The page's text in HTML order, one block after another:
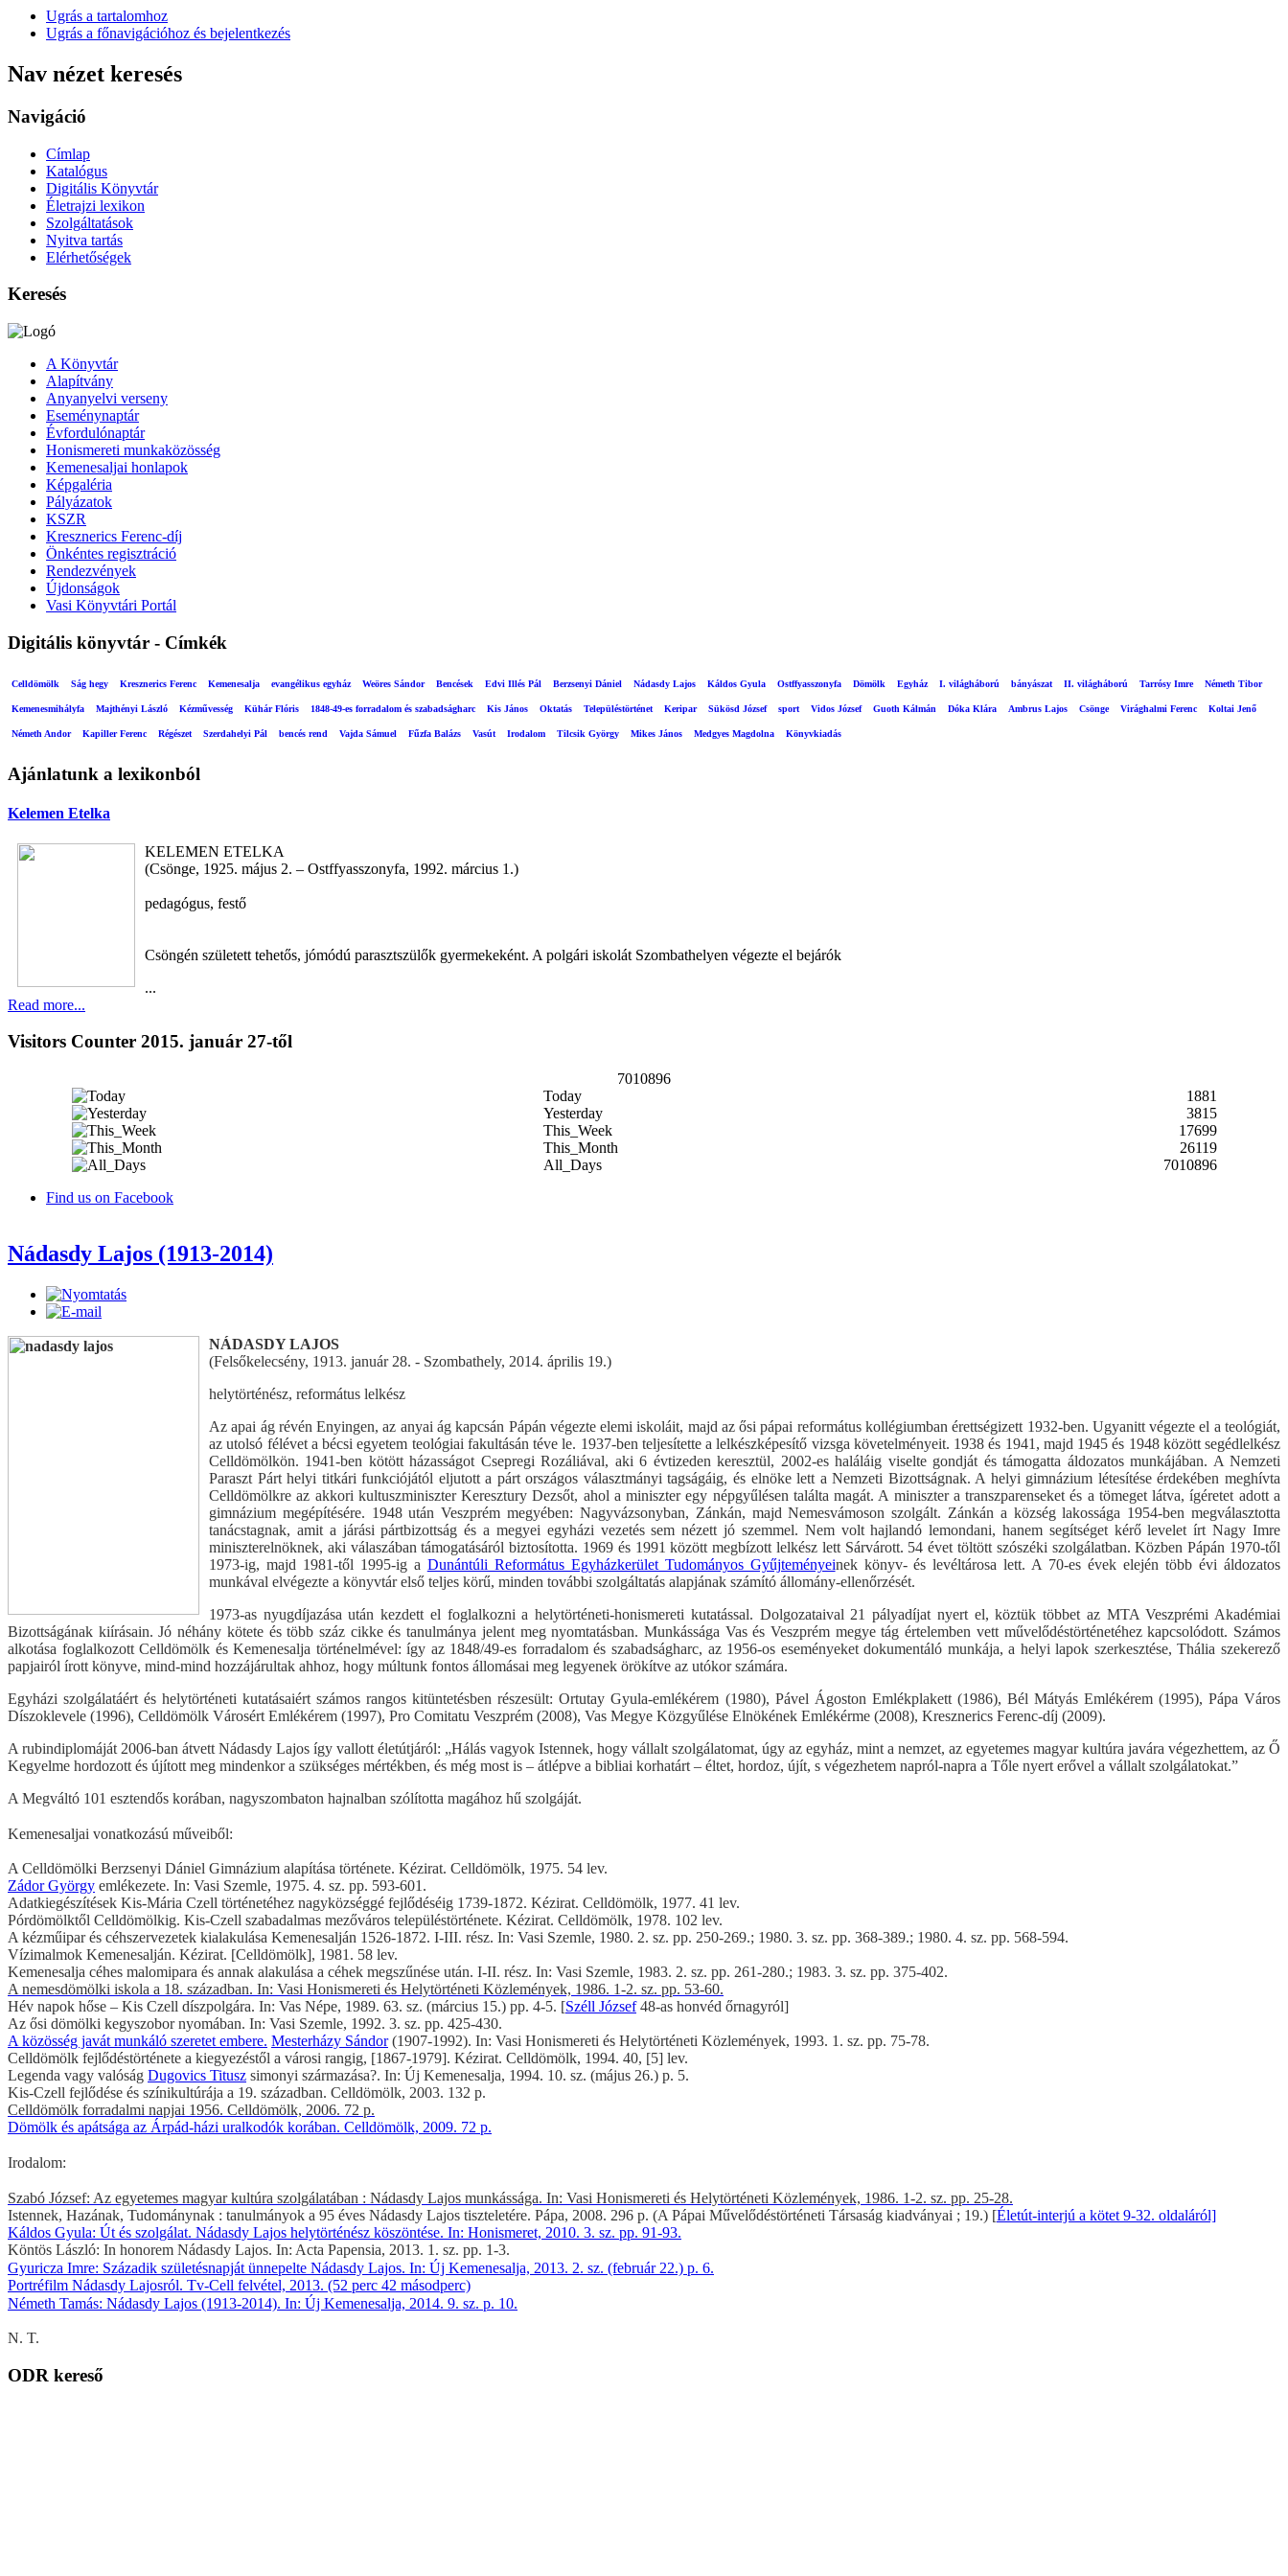
Ugrás a tartalomhoz
Ugrás a főnavigációhoz és bejelentkezés
Nav nézet keresés
Navigáció
Címlap
Katalógus
Digitális Könyvtár
Életrajzi lexikon
Szolgáltatások
Nyitva tartás
Elérhetőségek
Keresés
A Könyvtár
Alapítvány
Anyanyelvi verseny
Eseménynaptár
Évfordulónaptár
Honismereti munkaközösség
Kemenesaljai honlapok
Képgaléria
Pályázatok
KSZR
Kresznerics Ferenc-díj
Önkéntes regisztráció
Rendezvények
Újdonságok
Vasi Könyvtári Portál
Digitális könyvtár - Címkék
Celldömölk Ság hegy Kresznerics Ferenc Kemenesalja evangélikus egyház Weöres Sándor Bencések Edvi Illés Pál Berzsenyi Dániel Nádasdy Lajos Káldos Gyula Ostffyasszonyfa Dömölk Egyház I. világháború bányászat II. világháború Tarrósy Imre Németh Tibor
Kemenesmihályfa Majthényi László Kézművesség Kühár Flóris 1848-49-es forradalom és szabadságharc Kis János Oktatás Településtörténet Keripar Sükösd József sport Vidos József Guoth Kálmán Dóka Klára Ambrus Lajos Csönge Virághalmi Ferenc Koltai Jenő
Németh Andor Kapiller Ferenc Régészet Szerdahelyi Pál bencés rend Vajda Sámuel Fűzfa Balázs Vasút Irodalom Tilcsik György Mikes János Medgyes Magdolna Könyvkiadás
Ajánlatunk a lexikonból
Kelemen Etelka
KELEMEN ETELKA
(Csönge, 1925. május 2. – Ostffyasszonyfa, 1992. március 1.)
pedagógus, festő
Csöngén született tehetős, jómódú parasztszülők gyermekeként. A polgári iskolát Szombathelyen végezte el bejárók
...
Read more...
Visitors Counter 2015. január 27-től
7010896
Today
1881
Yesterday
3815
This_Week
17699
This_Month
26119
All_Days
7010896
Find us on Facebook
Nádasdy Lajos (1913-2014)
NÁDASDY LAJOS
(Felsőkelecsény, 1913. január 28. - Szombathely, 2014. április 19.)
helytörténész, református lelkész
Az apai ág révén Enyingen, az anyai ág kapcsán Pápán végezte elemi iskoláit, majd az ősi pápai református kollégiumban érettségizett 1932-ben. Ugyanitt végezte el a teológiát,
az utolsó félévet a bécsi egyetem teológiai fakultásán téve le. 1937-ben teljesítette a lelkészképesítő vizsga követelményeit. 1938 és 1941, majd 1945 és 1948 között segédlelkész
Celldömölkön. 1941-ben kötött házasságot Csepregi Rozáliával, aki 6 évtizeden keresztül, 2002-es haláláig viselte gondját és támogatta áldozatos munkájában. A Nemzeti
Paraszt Párt helyi titkári funkciójától eljutott a párt országos választmányi tagságáig, és elnöke lett a Nemzeti Bizottságnak. A helyi gimnázium létesítése érdekében meghívta
Celldömölkre az akkori kultuszminiszter Keresztury Dezsőt, ahol a miniszter egy népgyűlésen találta magát. A miniszter a transzparenseket és a tömeget látva, ígéretet adott a
gimnázium megépítésére. 1948 után Veszprém megyében: Nagyvázsonyban, Zánkán, majd Nemesvámoson szolgált. Zánkán a község lakossága 1954-ben megválasztotta
tanácstagnak, amit a járási pártbizottság és a megyei egyházi vezetés sem nézett jó szemmel. Nem volt hajlandó lemondani, hanem segítséget kérő levelet írt Nagy Imre
miniszterelnöknek, aki válaszában támogatásáról biztosította. 1969 és 1991 között megbízott lelkész lett Sárvárott. 54 évet töltött szószéki szolgálatban. Közben Pápán 1970-től
1973-ig, majd 1981-től 1995-ig a Dunántúli Református Egyházkerület Tudományos Gyűjteményeinek könyv- és levéltárosa lett. A 70-es évek elején több évi áldozatos
munkával elvégezte a könyvtár első teljes körű, minden további szolgáltatás alapjának számító állomány-ellenőrzését.
1973-as nyugdíjazása után kezdett el foglalkozni a helytörténeti-honismereti kutatással. Dolgozataival 21 pályadíjat nyert el, köztük többet az MTA Veszprémi Akadémiai
Bizottságának kiírásain. Jó néhány kötete és több száz cikke és tanulmánya jelent meg nyomtatásban. Munkássága Vas és Veszprém megye tág értelemben vett művelődéstörténetéhez kapcsolódott. Számos
alkotása foglalkozott Celldömölk és Kemenesalja történelmével: így az 1848/49-es forradalom és szabadságharc, az 1956-os eseményeket dokumentáló munkája, a helyi lapok szerkesztése, Thália szekerező
papjairól írott könyve, mind-mind hozzájárultak ahhoz, hogy múltunk fontos állomásai meg legyenek örökítve az utókor számára.
Egyházi szolgálatáért és helytörténeti kutatásaiért számos rangos kitüntetésben részesült: Ortutay Gyula-emlékérem (1980), Pável Ágoston Emlékplakett (1986), Bél Mátyás Emlékérem (1995), Pápa Város
Díszoklevele (1996), Celldömölk Városért Emlékérem (1997), Pro Comitatu Veszprém (2008), Vas Megye Közgyűlése Elnökének Emlékérme (2008), Kresznerics Ferenc-díj (2009).
A rubindiplomáját 2006-ban átvett Nádasdy Lajos így vallott életútjáról: „Hálás vagyok Istennek, hogy vállalt szolgálatomat, úgy az egyház, mint a nemzet, az egyetemes magyar kultúra javára végezhettem, az Ő
Kegyelme hordozott és újított meg mindenkor a szükséges mértékben, és még most is – átlépve a bibliai korhatárt – éltet, hordoz, újít, s végezhetem napról-napra a Tőle nyert erővel a vállalt szolgálatokat.”
A Megváltó 101 esztendős korában, nagyszombaton hajnalban szólította magához hű szolgáját.
Kemenesaljai vonatkozású műveiből:
A Celldömölki Berzsenyi Dániel Gimnázium alapítása története. Kézirat. Celldömölk, 1975. 54 lev.
Zádor György emlékezete. In: Vasi Szemle, 1975. 4. sz. pp. 593-601.
Adatkiegészítések Kis-Mária Czell történetéhez nagyközséggé fejlődéséig 1739-1872. Kézirat. Celldömölk, 1977. 41 lev.
Pórdömölktől Celldömölkig. Kis-Czell szabadalmas mezőváros településtörténete. Kézirat. Celldömölk, 1978. 102 lev.
A kézműipar és céhszervezetek kialakulása Kemenesalján 1526-1872. I-III. rész. In: Vasi Szemle, 1980. 2. sz. pp. 250-269.; 1980. 3. sz. pp. 368-389.; 1980. 4. sz. pp. 568-594.
Vízimalmok Kemenesalján. Kézirat. [Celldömölk], 1981. 58 lev.
Kemenesalja céhes malomipara és annak alakulása a céhek megszűnése után. I-II. rész. In: Vasi Szemle, 1983. 2. sz. pp. 261-280.; 1983. 3. sz. pp. 375-402.
A nemesdömölki iskola a 18. században. In: Vasi Honismereti és Helytörténeti Közlemények, 1986. 1-2. sz. pp. 53-60.
Hév napok hőse – Kis Czell díszpolgára. In: Vas Népe, 1989. 63. sz. (március 15.) pp. 4-5. [Széll József48-as honvéd őrnagyról]
Az ősi dömölki kegyszobor nyomában. In: Vasi Szemle, 1992. 3. sz. pp. 425-430.
A közösség javát munkáló szeretet embere. Mesterházy Sándor(1907-1992). In: Vasi Honismereti és Helytörténeti Közlemények, 1993. 1. sz. pp. 75-78.
Celldömölk fejlődéstörténete a kiegyezéstől a városi rangig, [1867-1979]. Kézirat. Celldömölk, 1994. 40, [5] lev.
Legenda vagy valóság Dugovics Titusz simonyi származása?. In: Új Kemenesalja, 1994. 10. sz. (május 26.) p. 5.
Kis-Czell fejlődése és színikultúrája a 19. században. Celldömölk, 2003. 132 p.
Celldömölk forradalmi napjai 1956. Celldömölk, 2006. 72 p.
Dömölk és apátsága az Árpád-házi uralkodók korában. Celldömölk, 2009. 72 p.
Irodalom:
Szabó József: Az egyetemes magyar kultúra szolgálatában : Nádasdy Lajos munkássága. In: Vasi Honismereti és Helytörténeti Közlemények, 1986. 1-2. sz. pp. 25-28.
Istennek, Hazának, Tudománynak : tanulmányok a 95 éves Nádasdy Lajos tiszteletére. Pápa, 2008. 296 p. (A Pápai Művelődéstörténeti Társaság kiadványai ; 19.) [Életút-interjú a kötet 9-32. oldaláról]
Káldos Gyula: Út és szolgálat. Nádasdy Lajos helytörténész köszöntése. In: Honismeret, 2010. 3. sz. pp. 91-93.
Köntös László: In honorem Nádasdy Lajos. In: Acta Papensia, 2013. 1. sz. pp. 1-3.
Gyuricza Imre: Századik születésnapját ünnepelte Nádasdy Lajos. In: Új Kemenesalja, 2013. 2. sz. (február 22.) p. 6.
Portréfilm Nádasdy Lajosról. Tv-Cell felvétel, 2013. (52 perc 42 másodperc)
Németh Tamás: Nádasdy Lajos (1913-2014). In: Új Kemenesalja, 2014. 9. sz. p. 10.
N. T.
ODR kereső